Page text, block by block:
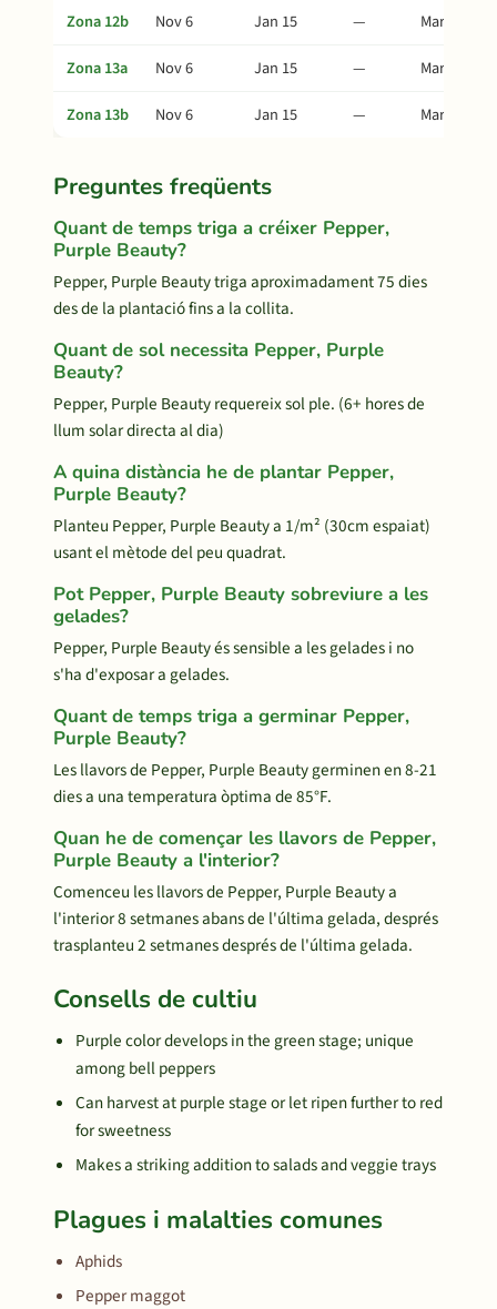
Zona 12b Nov 6 Jan 15 —
Mar 21
Zona 13a
Nov 6 Jan 15 —
Mar 21
Zona 13b
Nov 6 Jan 15 — Mar 21
Preguntes freqüents
Quant de temps triga a créixer Pepper,
Purple Beauty?
Pepper, Purple Beauty triga aproximadament 75 dies
des de la plantació fins a la collita.
Quant de sol necessita Pepper, Purple
Beauty?
Pepper, Purple Beauty requereix sol ple. (6+ hores de
llum solar directa al dia)
A quina distància he de plantar Pepper,
Purple Beauty?
Planteu Pepper, Purple Beauty a 1/m² (30cm espaiat)
usant el mètode del peu quadrat.
Pot Pepper, Purple Beauty sobreviure a les
gelades?
Pepper, Purple Beauty és sensible a les gelades i no
s'ha d'exposar a gelades.
Quant de temps triga a germinar Pepper,
Purple Beauty?
Les llavors de Pepper, Purple Beauty germinen en 8-21
dies a una temperatura òptima de 85°F.
Quan he de començar les llavors de Pepper,
Purple Beauty a l'interior?
Comenceu les llavors de Pepper, Purple Beauty a
l'interior 8 setmanes abans de l'última gelada, després
trasplanteu 2 setmanes després de l'última gelada.
Consells de cultiu
Purple color develops in the green stage; unique
among bell peppers
Can harvest at purple stage or let ripen further to red
for sweetness
Makes a striking addition to salads and veggie trays
Plagues i malalties comunes
Aphids
Pepper maggot